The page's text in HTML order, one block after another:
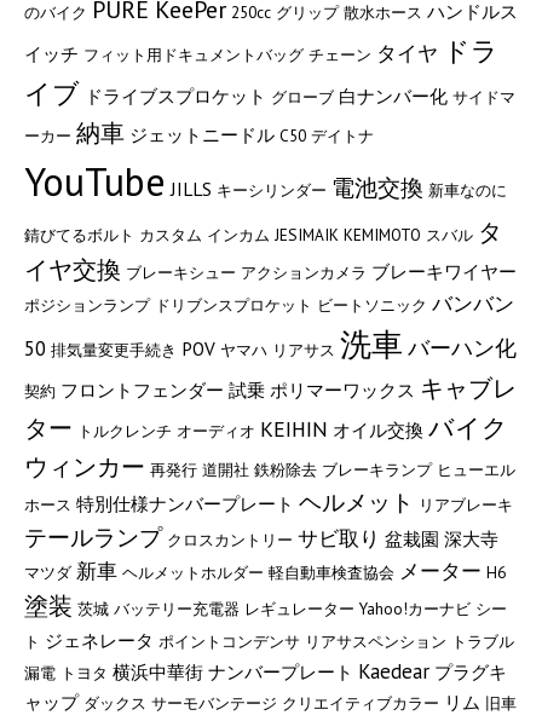
のバイク PURE KeePer 250cc グリップ 散水ホース ハンドルス
イッチ フィット用ドキュメントバッグ チェーン タイヤ ドラ
イブ ドライブスプロケット グローブ 白ナンバー化 サイドマ
ーカー 納車 ジェットニードル C50 デイトナ
YouTube JILLS キーシリンダー 電池交換 新車なのに
錆びてるボルト カスタム インカム JESIMAIK KEMIMOTO スバル タ
イヤ交換 ブレーキシュー アクションカメラ ブレーキワイヤー
ポジションランプ ドリブンスプロケット ビートソニック バンバン
50 排気量変更手続き POV ヤマハ リアサス 洗車 バーハン化
契約 フロントフェンダー 試乗 ポリマーワックス キャブレ
ター トルクレンチ オーディオ KEIHIN オイル交換 バイク
ウィンカー 再発行 道開社 鉄粉除去 ブレーキランプ ヒューエル
ホース 特別仕様ナンバープレート ヘルメット リアブレーキ
テールランプ クロスカントリー サビ取り 盆栽園 深大寺
マツダ 新車 ヘルメットホルダー 軽自動車検査協会 メーター H6
塗装 茨城 バッテリー充電器 レギュレーター Yahoo!カーナビ シー
ト ジェネレータ ポイントコンデンサ リアサスペンション トラブル
漏電 トヨタ 横浜中華街 ナンバープレート Kaedear プラグキ
ャップ ダックス サーモバンテージ クリエイティブカラー リム 旧車